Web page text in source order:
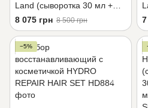
Land (сыворотка 30 мл +
дневной крем 50 мл +
ночной крем 50 мл) ABR
COMPLEX KIT
8 075 грн 8 500 грн
−5%